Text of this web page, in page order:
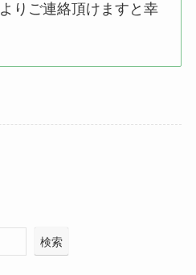
よりご連絡頂けますと幸
検索